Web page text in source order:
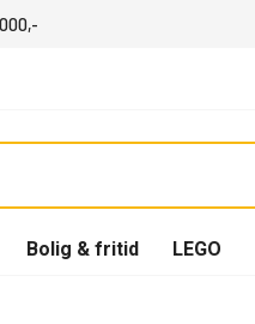
Bolig & fritid LEGO